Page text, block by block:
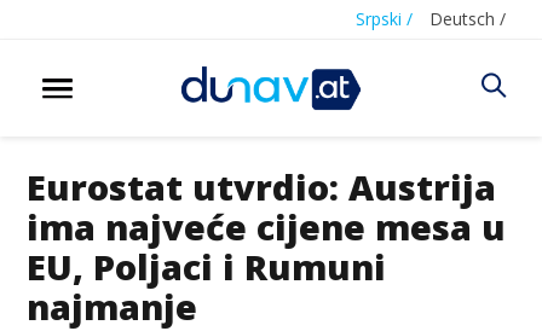
Srpski / Deutsch /
Eurostat utvrdio: Austrija
ima najveće cijene mesa u
EU, Poljaci i Rumuni
najmanje